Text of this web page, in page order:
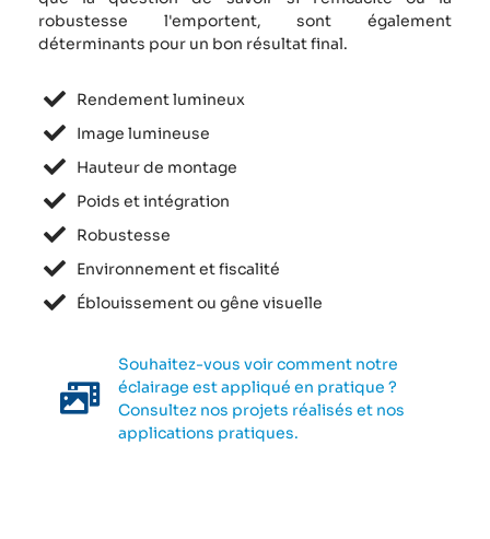
robustesse l'emportent, sont également
déterminants pour un bon résultat final.
Rendement lumineux
Image lumineuse
Hauteur de montage
Poids et intégration
Robustesse
Environnement et fiscalité
Éblouissement ou gêne visuelle
Souhaitez-vous voir comment notre
éclairage est appliqué en pratique ?
Consultez nos projets réalisés et nos
applications pratiques.